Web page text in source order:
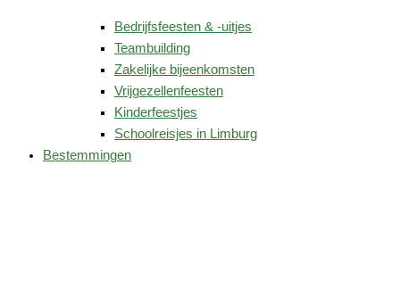
Bedrijfsfeesten & -uitjes
Teambuilding
Zakelijke bijeenkomsten
Vrijgezellenfeesten
Kinderfeestjes
Schoolreisjes in Limburg
Bestemmingen